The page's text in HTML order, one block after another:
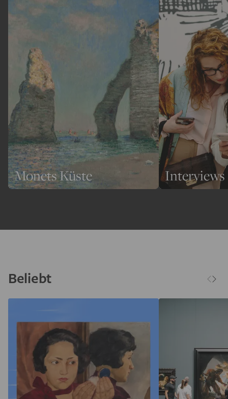
Monets Küste Interviews
Beliebt